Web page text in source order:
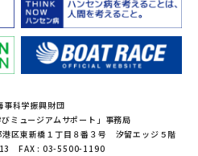
事科学振興財団
ミュージアムサポート」事務局
区東新橋１丁目８番３号 汐留エッジ５階
FAX : 03-5500-1190